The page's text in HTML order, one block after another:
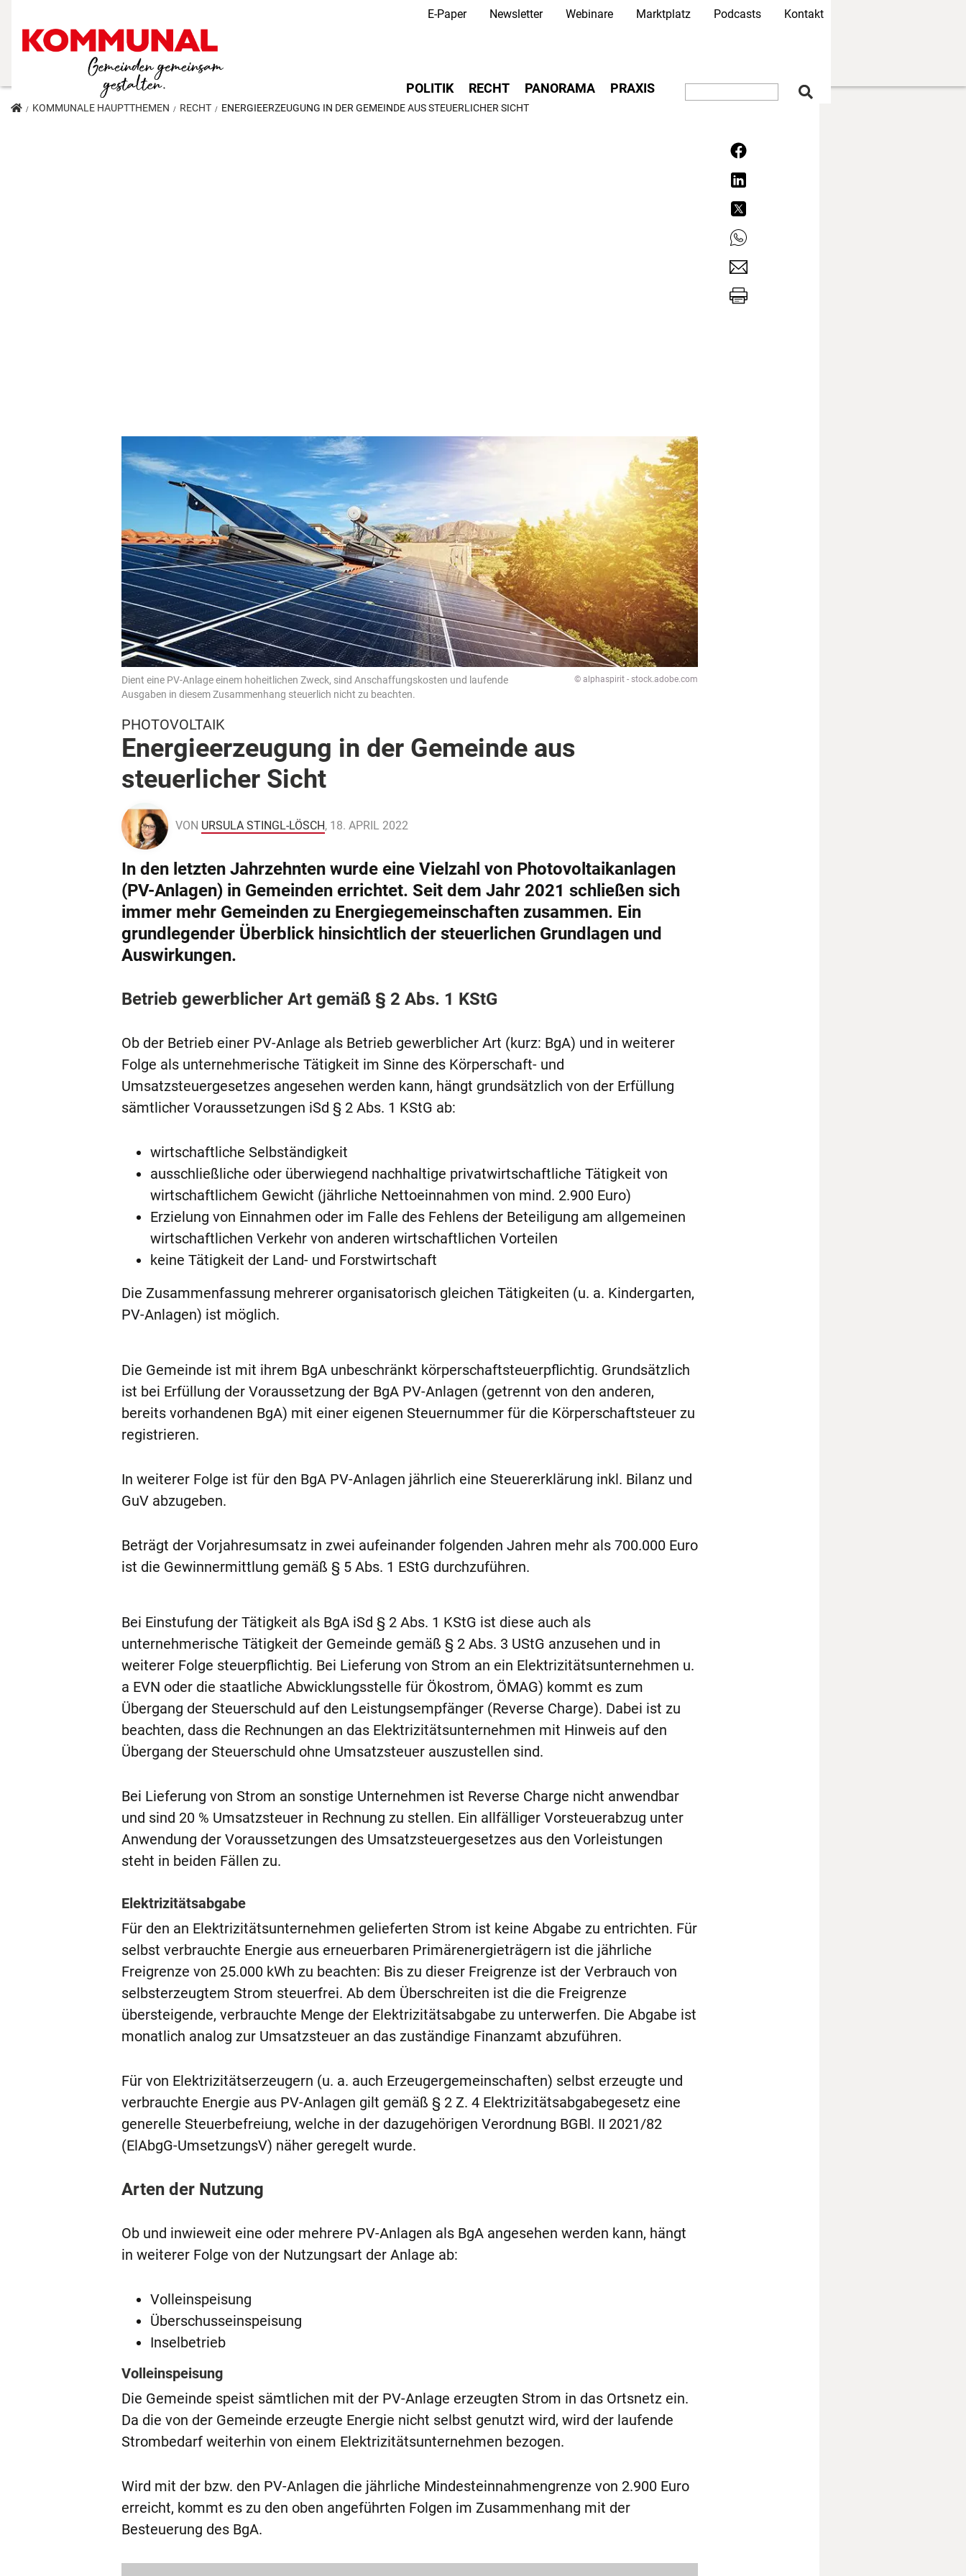
Direkt
Secondary Navigation
E-Paper Newsletter Webinare Marktplatz Podcasts Kontakt
Main navigation
POLITIK RECHT PANORAMA PRAXIS
KOMMUNALE HAUPTTHEMEN RECHT ENERGIEERZEUGUNG IN DER GEMEINDE AUS STEUERLICHER SICHT
Dient eine PV-Anlage einem hoheitlichen Zweck, sind Anschaffungskosten und laufende
Ausgaben in diesem Zusammenhang steuerlich nicht zu beachten.
© alphaspirit - stock.adobe.com
PHOTOVOLTAIK
Energieerzeugung in der Gemeinde aus
steuerlicher Sicht
VON URSULA STINGL-LÖSCH, 18. APRIL 2022
In den letzten Jahrzehnten wurde eine Vielzahl von Photovoltaikanlagen
(PV-Anlagen) in Gemeinden errichtet. Seit dem Jahr 2021 schließen sich
immer mehr Gemeinden zu Energiegemeinschaften zusammen. Ein
grundlegender Überblick hinsichtlich der steuerlichen Grundlagen und
Auswirkungen.
Betrieb gewerblicher Art gemäß § 2 Abs. 1 KStG
Ob der Betrieb einer PV-Anlage als Betrieb gewerblicher Art (kurz: BgA) und in weiterer
Folge als unternehmerische Tätigkeit im Sinne des Körperschaft- und
Umsatzsteuergesetzes angesehen werden kann, hängt grundsätzlich von der Erfüllung
sämtlicher Voraussetzungen iSd § 2 Abs. 1 KStG ab:
wirtschaftliche Selbständigkeit
ausschließliche oder überwiegend nachhaltige privatwirtschaftliche Tätigkeit von
wirtschaftlichem Gewicht (jährliche Nettoeinnahmen von mind. 2.900 Euro)
Erzielung von Einnahmen oder im Falle des Fehlens der Beteiligung am allgemeinen
wirtschaftlichen Verkehr von anderen wirtschaftlichen Vorteilen
keine Tätigkeit der Land- und Forstwirtschaft
Die Zusammenfassung mehrerer organisatorisch gleichen Tätigkeiten (u. a. Kindergarten,
PV-Anlagen) ist möglich.
Die Gemeinde ist mit ihrem BgA unbeschränkt körperschaftsteuerpflichtig. Grundsätzlich
ist bei Erfüllung der Voraussetzung der BgA PV-Anlagen (getrennt von den anderen,
bereits vorhandenen BgA) mit einer eigenen Steuernummer für die Körperschaftsteuer zu
registrieren.
In weiterer Folge ist für den BgA PV-Anlagen jährlich eine Steuererklärung inkl. Bilanz und
GuV abzugeben.
Beträgt der Vorjahresumsatz in zwei aufeinander folgenden Jahren mehr als 700.000 Euro
ist die Gewinnermittlung gemäß § 5 Abs. 1 EStG durchzuführen.
Bei Einstufung der Tätigkeit als BgA iSd § 2 Abs. 1 KStG ist diese auch als
unternehmerische Tätigkeit der Gemeinde gemäß § 2 Abs. 3 UStG anzusehen und in
weiterer Folge steuerpflichtig. Bei Lieferung von Strom an ein Elektrizitätsunternehmen u.
a EVN oder die staatliche Abwicklungsstelle für Ökostrom, ÖMAG) kommt es zum
Übergang der Steuerschuld auf den Leistungsempfänger (Reverse Charge). Dabei ist zu
beachten, dass die Rechnungen an das Elektrizitätsunternehmen mit Hinweis auf den
Übergang der Steuerschuld ohne Umsatzsteuer auszustellen sind.
Bei Lieferung von Strom an sonstige Unternehmen ist Reverse Charge nicht anwendbar
und sind 20 % Umsatzsteuer in Rechnung zu stellen. Ein allfälliger Vorsteuerabzug unter
Anwendung der Voraussetzungen des Umsatzsteuergesetzes aus den Vorleistungen
steht in beiden Fällen zu.
Elektrizitätsabgabe
Für den an Elektrizitätsunternehmen gelieferten Strom ist keine Abgabe zu entrichten. Für
selbst verbrauchte Energie aus erneuerbaren Primärenergieträgern ist die jährliche
Freigrenze von 25.000 kWh zu beachten: Bis zu dieser Freigrenze ist der Verbrauch von
selbsterzeugtem Strom steuerfrei. Ab dem Überschreiten ist die die Freigrenze
übersteigende, verbrauchte Menge der Elektrizitätsabgabe zu unterwerfen. Die Abgabe ist
monatlich analog zur Umsatzsteuer an das zuständige Finanzamt abzuführen.
Für von Elektrizitätserzeugern (u. a. auch Erzeugergemeinschaften) selbst erzeugte und
verbrauchte Energie aus PV-Anlagen gilt gemäß § 2 Z. 4 Elektrizitätsabgabegesetz eine
generelle Steuerbefreiung, welche in der dazugehörigen Verordnung BGBl. II 2021/82
(ElAbgG-UmsetzungsV) näher geregelt wurde.
Arten der Nutzung
Ob und inwieweit eine oder mehrere PV-Anlagen als BgA angesehen werden kann, hängt
in weiterer Folge von der Nutzungsart der Anlage ab:
Volleinspeisung
Überschusseinspeisung
Inselbetrieb
Volleinspeisung
Die Gemeinde speist sämtlichen mit der PV-Anlage erzeugten Strom in das Ortsnetz ein.
Da die von der Gemeinde erzeugte Energie nicht selbst genutzt wird, wird der laufende
Strombedarf weiterhin von einem Elektrizitätsunternehmen bezogen.
Wird mit der bzw. den PV-Anlagen die jährliche Mindesteinnahmengrenze von 2.900 Euro
erreicht, kommt es zu den oben angeführten Folgen im Zusammenhang mit der
Besteuerung des BgA.